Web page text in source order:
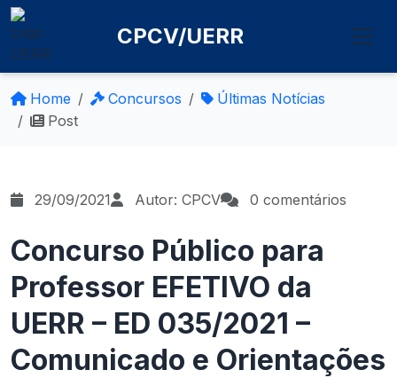
CPCV/UERR
Home Concursos
Últimas Notícias
Post
29/09/2021 Autor: CPCV 0 comentários
Concurso Público para
Professor EFETIVO da
UERR – ED 035/2021 –
Comunicado e Orientações